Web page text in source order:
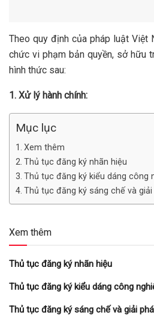
Theo quy định của pháp luật Việt
chức vi phạm bản quyền, sở hữu
hình thức sau:
1. Xử lý hành chính:
Mục lục
Xem thêm
Thủ tục đăng ký nhãn hiệu
Thủ tục đăng ký kiểu dáng công
Thủ tục đăng ký sáng chế và
Xem thêm
Thủ tục đăng ký nhãn hiệu
Thủ tục đăng ký kiểu dáng công
Thủ tục đăng ký sáng chế và giải